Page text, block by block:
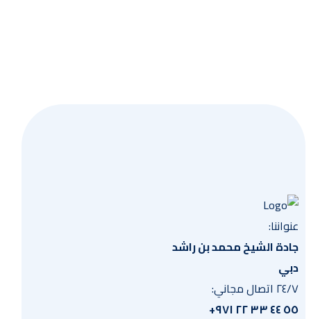
عنواننا:
جادة الشيخ محمد بن راشد
دبي
٢٤/٧ اتصال مجاني:
٥٥ ٤٤ ٣٣ ٢٢ ٩٧١+